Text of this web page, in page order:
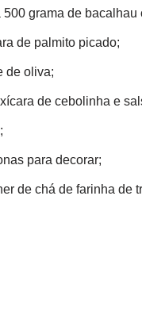
500 grama de bacalhau
de palmito picado;
de oliva;
de cebolinha e
para decorar;
de chá de farinha de